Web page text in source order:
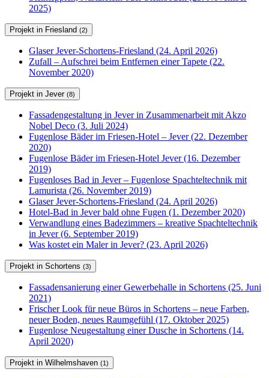
2025)
Projekt in Friesland (2)
Glaser Jever-Schortens-Friesland (24. April 2026)
Zufall – Aufschrei beim Entfernen einer Tapete (22.
November 2020)
Projekt in Jever (8)
Fassadengestaltung in Jever in Zusammenarbeit mit Akzo
Nobel Deco (3. Juli 2024)
Fugenlose Bäder im Friesen-Hotel – Jever (22. Dezember
2020)
Fugenlose Bäder im Friesen-Hotel Jever (16. Dezember
2019)
Fugenloses Bad in Jever – Fugenlose Spachteltechnik mit
Lamurista (26. November 2019)
Glaser Jever-Schortens-Friesland (24. April 2026)
Hotel-Bad in Jever bald ohne Fugen (1. Dezember 2020)
Verwandlung eines Badezimmers – kreative Spachteltechnik
in Jever (6. September 2019)
Was kostet ein Maler in Jever? (23. April 2026)
Projekt in Schortens (3)
Fassadensanierung einer Gewerbehalle in Schortens (25. Juni
2021)
Frischer Look für neue Büros in Schortens – neue Farben,
neuer Boden, neues Raumgefühl (17. Oktober 2025)
Fugenlose Neugestaltung einer Dusche in Schortens (14.
April 2020)
Projekt in Wilhelmshaven (1)